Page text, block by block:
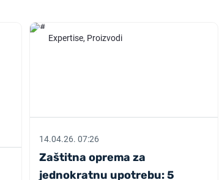
Expertise, Proizvodi
14.04.26. 07:26
Zaštitna oprema za
jednokratnu upotrebu: 5